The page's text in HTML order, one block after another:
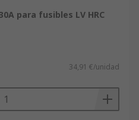
para fusibles LV HRC
34,91 €/unidad